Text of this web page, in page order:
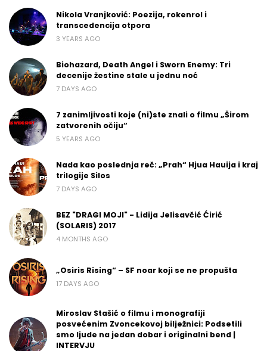
Nikola Vranjković: Poezija, rokenrol i
transcedencija otpora
3 YEARS AGO
Biohazard, Death Angel i Sworn Enemy: Tri
decenije žestine stale u jednu noć
7 DAYS AGO
7 zanimljivosti koje (ni)ste znali o filmu „Širom
zatvorenih očiju“
5 YEARS AGO
Nada kao poslednja reč: „Prah“ Hjua Hauija i kraj
trilogije Silos
7 DAYS AGO
BEZ "DRAGI MOJI" - Lidija Jelisavčić Ćirić
(SOLARIS) 2017
4 MONTHS AGO
„Osiris Rising“ – SF noar koji se ne propušta
17 DAYS AGO
Miroslav Stašić o filmu i monografiji
posvećenim Zvoncekovoj bilježnici: Podsetili
smo ljude na jedan dobar i originalni bend |
INTERVJU